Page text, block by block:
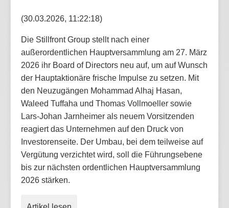
(30.03.2026, 11:22:18)
Die Stillfront Group stellt nach einer
außerordentlichen Hauptversammlung am 27. März
2026 ihr Board of Directors neu auf, um auf Wunsch
der Hauptaktionäre frische Impulse zu setzen. Mit
den Neuzugängen Mohammad Alhaj Hasan,
Waleed Tuffaha und Thomas Vollmoeller sowie
Lars-Johan Jarnheimer als neuem Vorsitzenden
reagiert das Unternehmen auf den Druck von
Investorenseite. Der Umbau, bei dem teilweise auf
Vergütung verzichtet wird, soll die Führungsebene
bis zur nächsten ordentlichen Hauptversammlung
2026 stärken.